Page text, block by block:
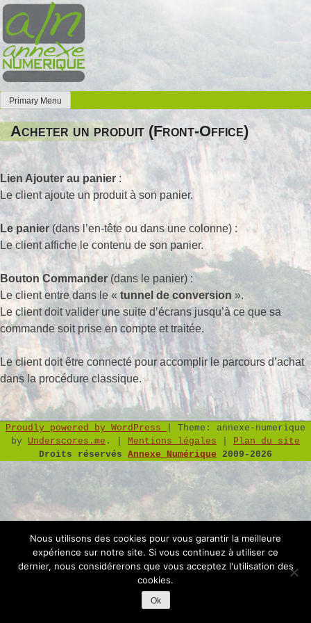
Skip
to
content
Annexe Numérique
Faites l'expérience de la simplicité
Primary Menu
Acheter un produit (Front-Office)
Lien Ajouter au panier :
Le client ajoute un produit à son panier.
Le panier (dans l’en-tête ou dans une colonne) :
Le client affiche le contenu de son panier.
Bouton Commander (dans le panier) :
Le client entre dans le « tunnel de conversion ».
Le client doit valider une suite d’écrans jusqu’à ce que sa
commande soit prise en compte et traitée.
Le client doit être connecté pour accomplir le parcours d’achat
dans la procédure classique.
Proudly powered by WordPress
Theme: annexe-numerique
by Underscores.me . Mentions légales
Plan du site
Droits réservés Annexe Numérique 2009-2026
Nous utilisons des cookies pour vous garantir la meilleure
expérience sur notre site. Si vous continuez à utiliser ce
dernier, nous considérerons que vous acceptez l'utilisation des
cookies.
Ok